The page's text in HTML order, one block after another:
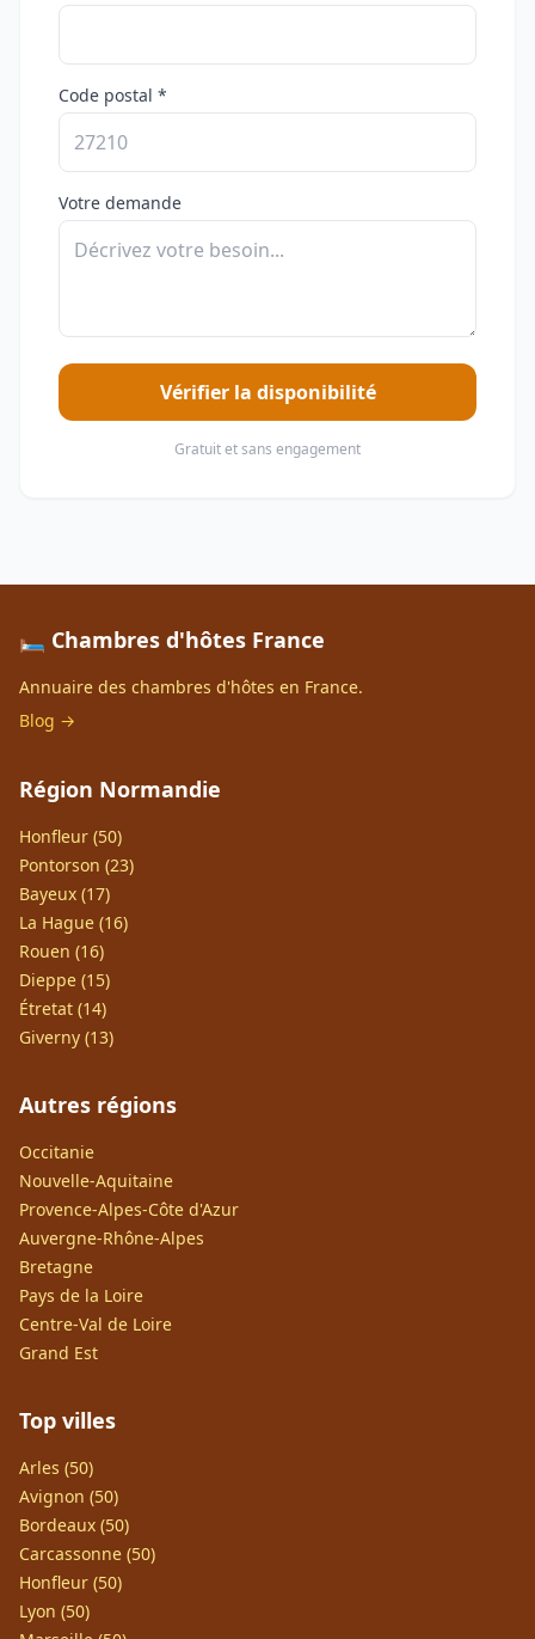
Code postal *
Votre demande
Vérifier la disponibilité
Gratuit et sans engagement
🛏️ Chambres d'hôtes France
Annuaire des chambres d'hôtes en France.
Blog →
Région Normandie
Honfleur (50)
Pontorson (23)
Bayeux (17)
La Hague (16)
Rouen (16)
Dieppe (15)
Étretat (14)
Giverny (13)
Autres régions
Occitanie
Nouvelle-Aquitaine
Provence-Alpes-Côte d'Azur
Auvergne-Rhône-Alpes
Bretagne
Pays de la Loire
Centre-Val de Loire
Grand Est
Top villes
Arles (50)
Avignon (50)
Bordeaux (50)
Carcassonne (50)
Honfleur (50)
Lyon (50)